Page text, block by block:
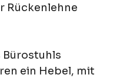
Rückenlehne
Bürostuhls
ein Hebel, mit